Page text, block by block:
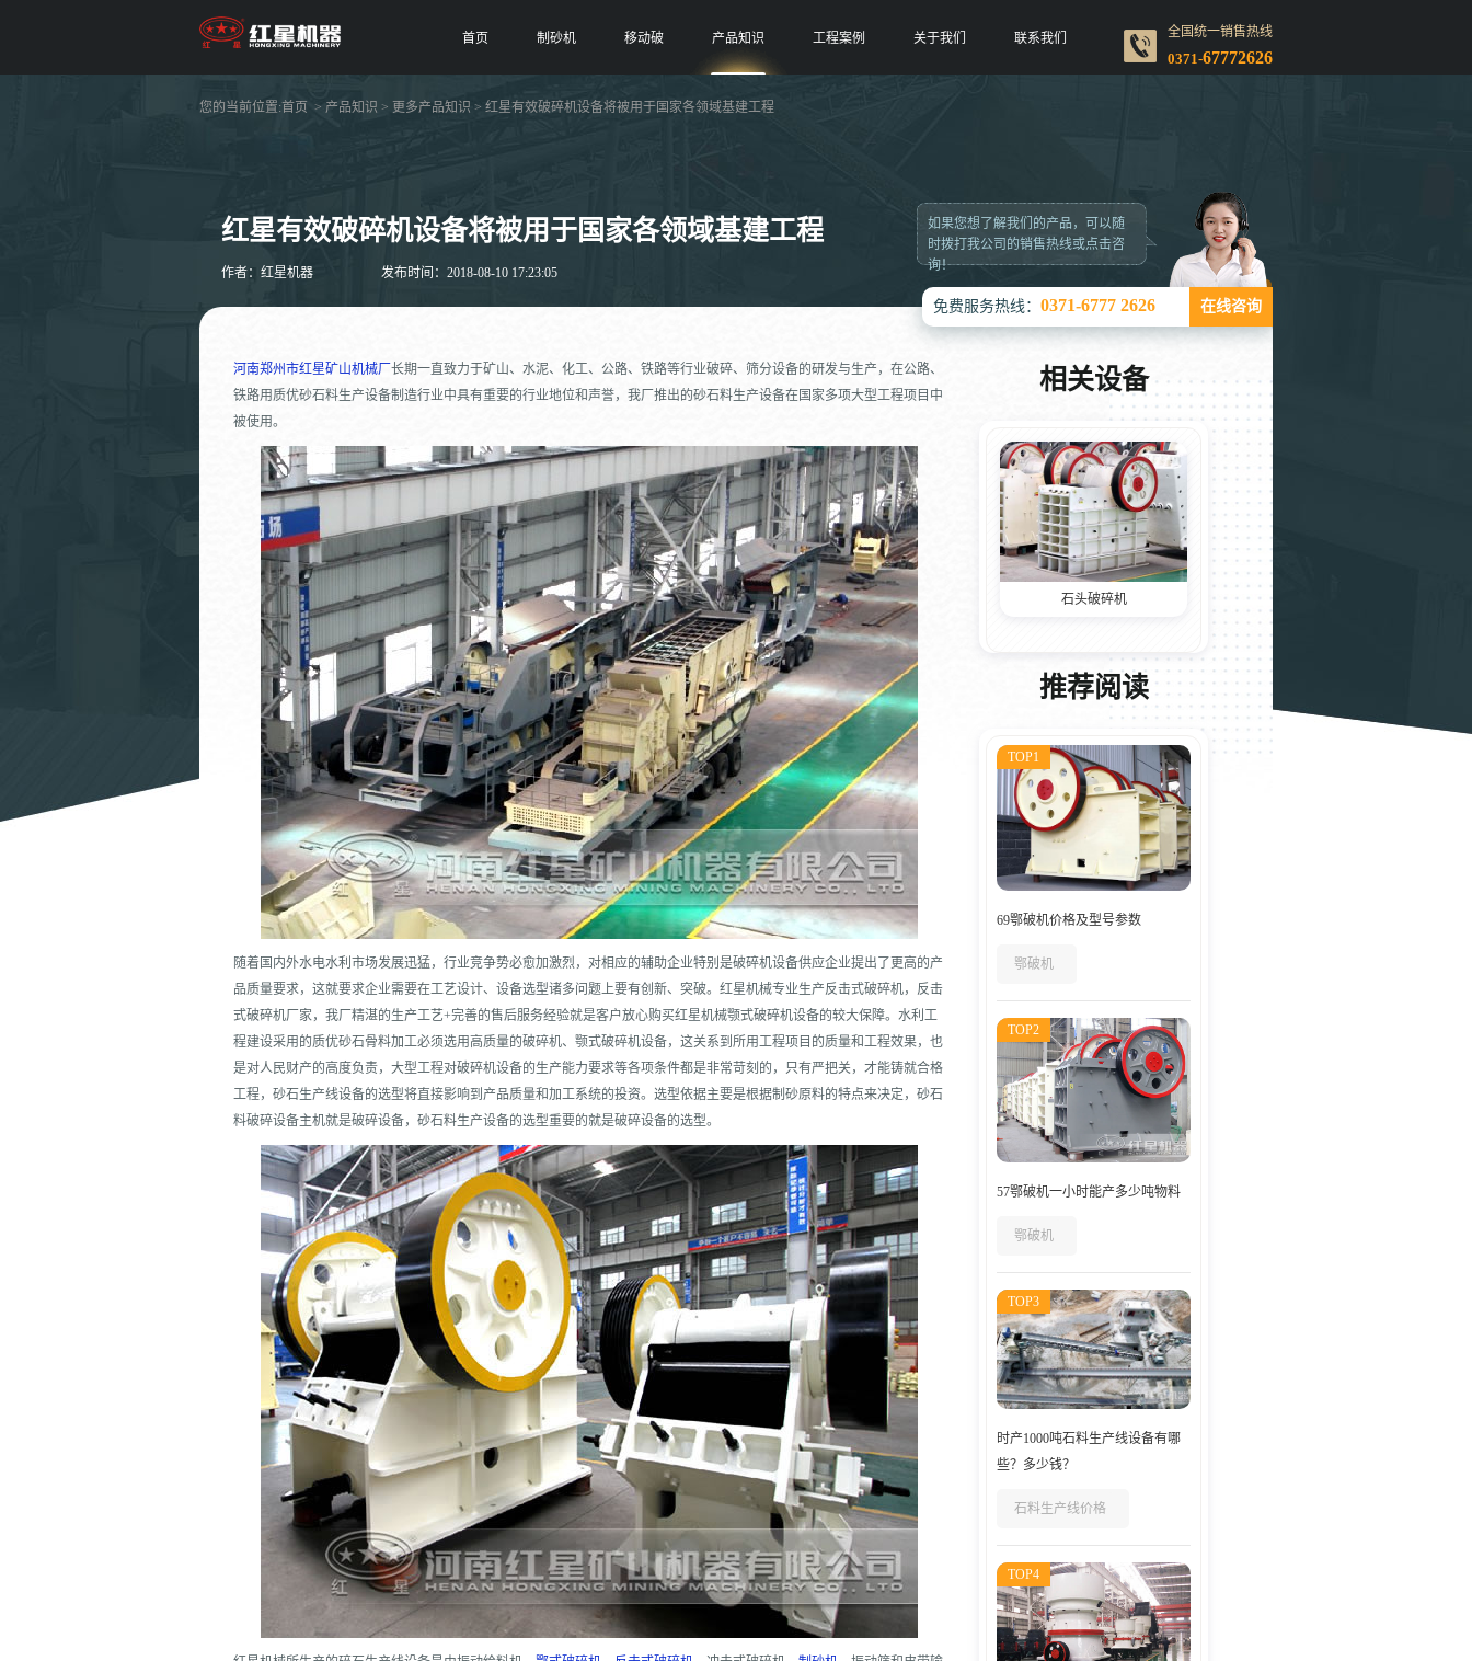
全国统一销售热线
0371-67772626
首页 制砂机 移动破 产品知识 工程案例 关于我们 联系我们
您的当前位置:首页 > 产品知识 > 更多产品知识 > 红星有效破碎机设备将被用于国家各领域基建工程
红星有效破碎机设备将被用于国家各领域基建工程
作者：红星机器 发布时间：2018-08-10 17:23:05
河南郑州市红星矿山机械厂 长期一直致力于矿山、水泥、化工、公路、铁路等行业破碎、筛分设备的研发与生产，在公路、
铁路用质优砂石料生产设备制造行业中具有重要的行业地位和声誉，我厂推出的砂石料生产设备在国家多项大型工程项目中
被使用。
随着国内外水电水利市场发展迅猛，行业竞争势必愈加激烈，对相应的辅助企业特别是破碎机设备供应企业提出了更高的产
品质量要求，这就要求企业需要在工艺设计、设备选型诸多问题上要有创新、突破。红星机械专业生产反击式破碎机，反击
式破碎机厂家，我厂精湛的生产工艺+完善的售后服务经验就是客户放心购买红星机械颚式破碎机设备的较大保障。水利工
程建设采用的质优砂石骨料加工必须选用高质量的破碎机、颚式破碎机设备，这关系到所用工程项目的质量和工程效果，也
是对人民财产的高度负责，大型工程对破碎机设备的生产能力要求等各项条件都是非常苛刻的，只有严把关，才能铸就合格
工程，砂石生产线设备的选型将直接影响到产品质量和加工系统的投资。选型依据主要是根据制砂原料的特点来决定，砂石
料破碎设备主机就是破碎设备，砂石料生产设备的选型重要的就是破碎设备的选型。
免费服务热线： 0371-6777 2626 在线咨询
如果您想了解我们的产品，可以随
时拨打我公司的销售热线或点击咨
询！
相关设备
石头破碎机
推荐阅读
TOP1
69鄂破机价格及型号参数
鄂破机
TOP2
57鄂破机一小时能产多少吨物料
鄂破机
TOP3
时产1000吨石料生产线设备有哪
些？多少钱？
石料生产线价格
TOP4